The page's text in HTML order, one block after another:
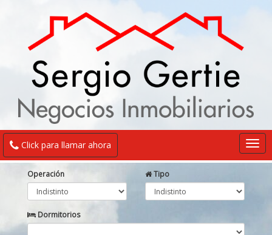
Click para llamar ahora
Operación Tipo
Dormitorios